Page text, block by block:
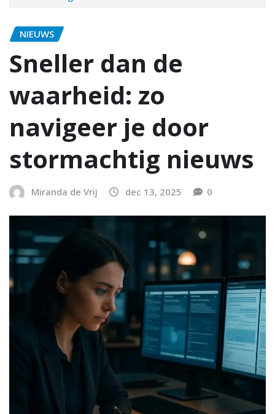
NIEUWS
Sneller dan de
waarheid: zo
navigeer je door
stormachtig nieuws
Miranda de Vrij dec 13, 2025 0